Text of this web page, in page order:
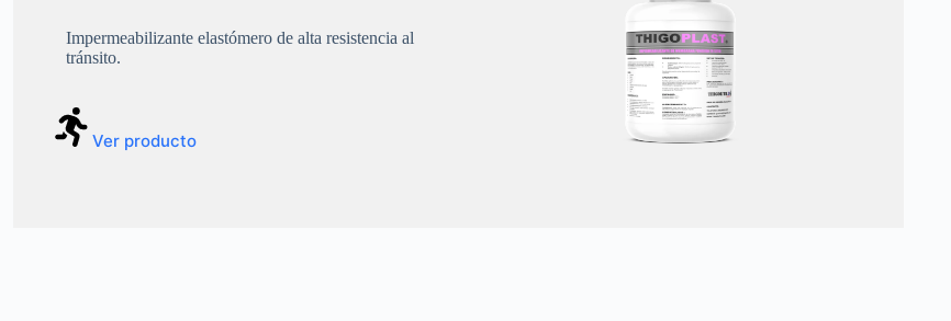
Impermeabilizante elastómero de alta resistencia al
tránsito.
Ver producto